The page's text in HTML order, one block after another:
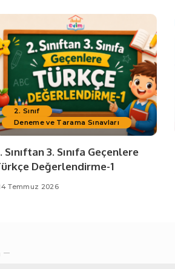
2. Sınıf
Deneme ve Tarama Sınavları
Sınıftan 3. Sınıfa Geçenlere
Değerlendirme-1
Temmuz 2026
—